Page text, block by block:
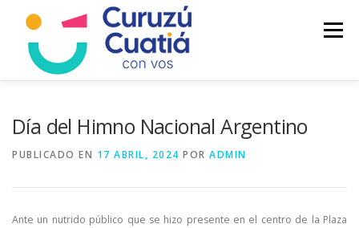
contenido
Menú
Día del Himno Nacional Argentino
PUBLICADO EN 17 ABRIL, 2024 POR ADMIN
Ante un nutrido público que se hizo presente en el centro de la Plaza